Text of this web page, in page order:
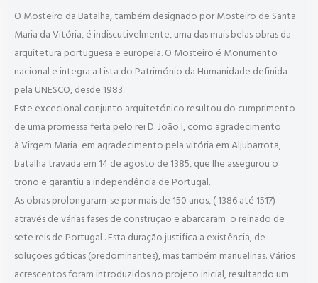
O Mosteiro da Batalha, também designado por Mosteiro de Santa
Maria da Vitória, é indiscutivelmente, uma das mais belas obras da
arquitetura portuguesa e europeia. O Mosteiro é Monumento
nacional e integra a Lista do Património da Humanidade definida
pela UNESCO, desde 1983.
Este excecional conjunto arquitetónico resultou do cumprimento
de uma promessa feita pelo rei D. João I, como agradecimento
à Virgem Maria em agradecimento pela vitória em Aljubarrota,
batalha travada em 14 de agosto de 1385, que lhe assegurou o
trono e garantiu a independência de Portugal.
As obras prolongaram-se por mais de 150 anos, ( 1386 até 1517)
através de várias fases de construção e abarcaram o reinado de
sete reis de Portugal . Esta duração justifica a existência, de
soluções góticas (predominantes), mas também manuelinas. Vários
acrescentos foram introduzidos no projeto inicial, resultando um